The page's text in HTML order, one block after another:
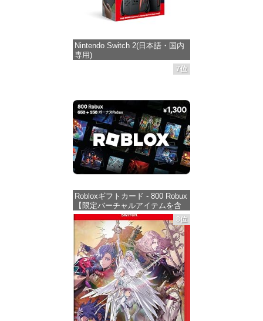
Nintendo Switch 2(日本語・国内
専用)
価格：¥55,491
7位
Robloxギフトカード - 800 Robux
【限定バーチャルアイテムを含
む】 【オンラインゲームコー
ド】 ロブロックス | オンライン
コード版
価格：¥1,300
8位